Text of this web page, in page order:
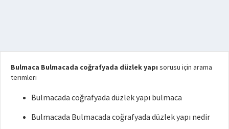
Bulmaca Bulmacada coğrafyada düzlek yapı sorusu için arama
terimleri
Bulmacada coğrafyada düzlek yapı bulmaca
Bulmacada Bulmacada coğrafyada düzlek yapı nedir